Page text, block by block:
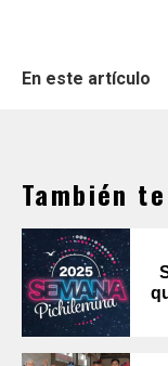
En este artículo
También